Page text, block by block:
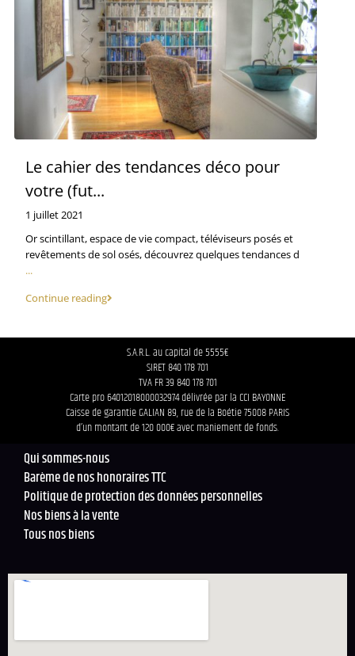
Le cahier des tendances déco pour
votre (fut...
1 juillet 2021
Or scintillant, espace de vie compact, téléviseurs posés et
revêtements de sol osés, découvrez quelques tendances d
...
Continue reading
S.A.R.L. au capital de 5555€
SIRET 840 178 701
TVA FR 39 840 178 701
Carte pro 64012018000032974 délivrée par la CCI BAYONNE
Caisse de garantie GALIAN 89, rue de la Boétie 75008 PARIS
d’un montant de 120 000€ avec maniement de fonds.
Qui sommes-nous
Barème de nos honoraires TTC
Politique de protection des données personnelles
Nos biens à la vente
Tous nos biens